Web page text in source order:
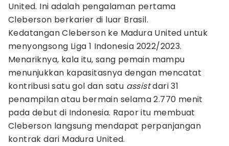
United. Ini adalah pengalaman pertama
Cleberson berkarier di luar Brasil.
Kedatangan Cleberson ke Madura United untuk
menyongsong Liga 1 Indonesia 2022/2023.
Menariknya, kala itu, sang pemain mampu
menunjukkan kapasitasnya dengan mencatat
kontribusi satu gol dan satu assistdari 31
penampilan atau bermain selama 2.770 menit
pada debut di Indonesia. Rapor itu membuat
Cleberson langsung mendapat perpanjangan
kontrak dari Madura United.